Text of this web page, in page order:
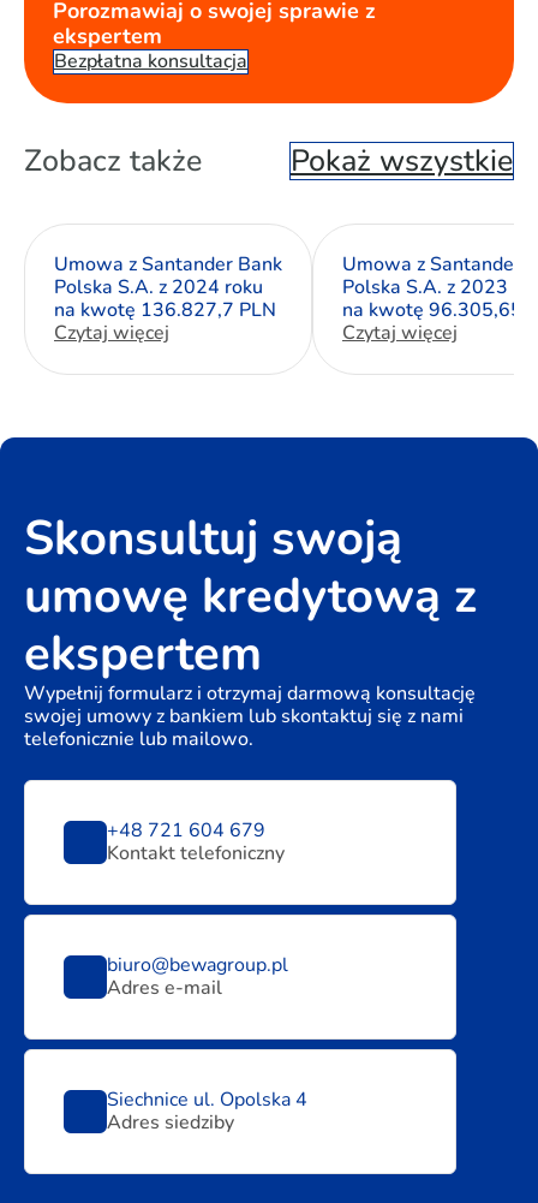
Porozmawiaj o swojej sprawie z
ekspertem
Bezpłatna konsultacja
Zobacz także Pokaż wszystkie
Umowa z Santander Bank
Polska S.A. z 2024 roku
na kwotę 136.827,7 PLN
Czytaj więcej
Umowa z Santander
Polska S.A. z 2023
na kwotę 96.305,65
Czytaj więcej
Skonsultuj swoją
umowę kredytową z
ekspertem
Wypełnij formularz i otrzymaj darmową konsultację
swojej umowy z bankiem lub skontaktuj się z nami
telefonicznie lub mailowo.
+48 721 604 679
Kontakt telefoniczny
biuro@bewagroup.pl
Adres e-mail
Siechnice ul. Opolska 4
Adres siedziby